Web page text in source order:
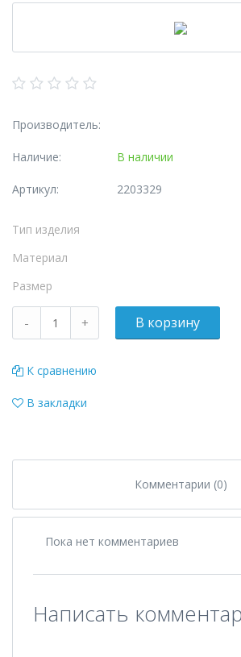
Производитель:
Наличие: В наличии
Артикул: 2203329
Тип изделия
Материал
Размер
К сравнению
В закладки
Комментарии (0)
Пока нет комментариев
Написать